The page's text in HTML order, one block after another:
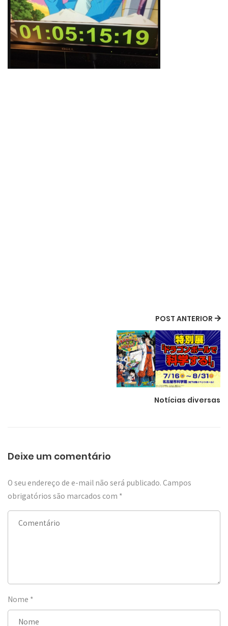
POST ANTERIOR
Notícias diversas
Deixe um comentário
O seu endereço de e-mail não será publicado. Campos
obrigatórios são marcados com *
Nome *